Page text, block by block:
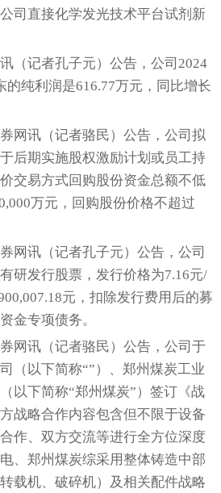
司直接化学发光技术平台试剂新
记者孔子元）公告，公司2024
的纯利润是616.77万元，同比增长
讯（记者骆民）公告，公司拟
后期实施股权激励计划或员工持
交易方式回购股份资金总额不低
万元，回购股份价格不超过
讯（记者孔子元）公告，公司
研发行股票，发行价格为7.16元/
元，扣除发行费用后的募
金专项债务。
讯（记者骆民）公告，公司于
（以下简称“”）、郑州煤炭工业
以下简称“郑州煤炭”）签订《战
战略合作内容包含但不限于设备
作、双方交流等进行全方位深度
、郑州煤炭综采用整体铸造中部
载机、破碎机）及相关配件战略